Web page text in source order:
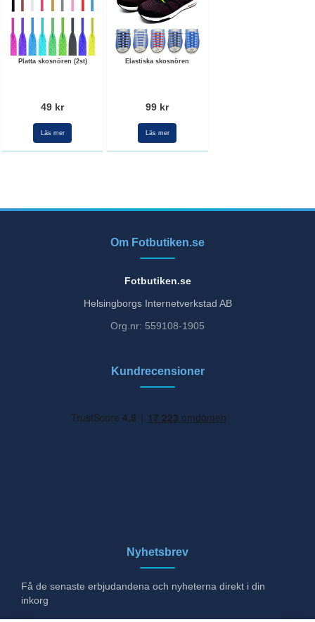
Platta skosnören (2st)
49 kr
Läs mer
Elastiska skosnören
99 kr
Läs mer
Om Fotbutiken.se
Fotbutiken.se
Helsingborgs Internetverkstad AB
Org.nr: 559108-1905
Kundrecensioner
Nyhetsbrev
Få de senaste erbjudandena och nyheterna direkt i din
inkorg